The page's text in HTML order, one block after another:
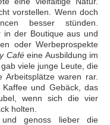
vorstellen. Wenn doch
besser stünden.
in der Boutique aus und
oder Werbeprospekte
Café eine Ausbildung im
viele junge Leute, die
waren rar.
und Gebäck, das
wenn sich die vier
holten.
genoss lieber die